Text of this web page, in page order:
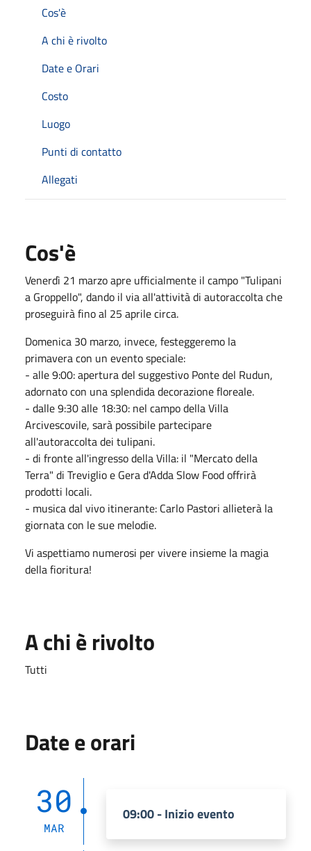
Cos'è
A chi è rivolto
Date e Orari
Costo
Luogo
Punti di contatto
Allegati
Cos'è
Venerdì 21 marzo apre ufficialmente il campo "Tulipani
a Groppello", dando il via all'attività di autoraccolta che
proseguirà fino al 25 aprile circa.
Domenica 30 marzo, invece, festeggeremo la
primavera con un evento speciale:
- alle 9:00: apertura del suggestivo Ponte del Rudun,
adornato con una splendida decorazione floreale.
- dalle 9:30 alle 18:30: nel campo della Villa
Arcivescovile, sarà possibile partecipare
all'autoraccolta dei tulipani.
- di fronte all'ingresso della Villa: il "Mercato della
Terra" di Treviglio e Gera d'Adda Slow Food offrirà
prodotti locali.
- musica dal vivo itinerante: Carlo Pastori allieterà la
giornata con le sue melodie.
Vi aspettiamo numerosi per vivere insieme la magia
della fioritura!
A chi è rivolto
Tutti
Date e orari
30
MAR
09:00 - Inizio evento